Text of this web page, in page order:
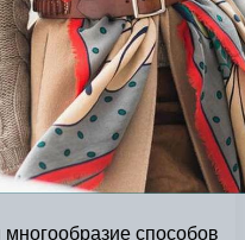
способов